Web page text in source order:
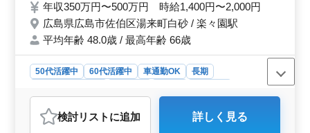
発生の予防、蔓延の防止 ・吸引、呼吸器ケ
ア ・レクリエーションの補助 ＊中高年活躍
中 ＊車通勤OK ＊社会保険完備 ＊経験者優
遇 ＊夜勤あり 最近中高年の新入スタッフも
採用しました。 年齢ではなく経験のあるベ
テラン層を待ってます。ぜひご応募下さい！
年収350万円〜500万円 時給1,400円〜2,000円
広島県広島市佐伯区湯来町白砂 / 楽々園駅
平均年齢 48.0歳 / 最高年齢 66歳
50代活躍中 60代活躍中 車通勤OK
長期
おすすめポイント
検討リスト に追加 詳しく見る